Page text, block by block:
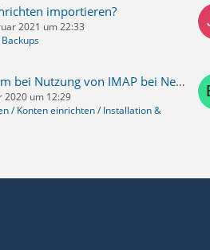
importieren?
2021 um 22:33
Einstellungen, um bei Nutzung von IMAP bei Netzausfall von Verlusten verschont zu bleiben.
2020 um 12:29
/ Konten einrichten / Installation &